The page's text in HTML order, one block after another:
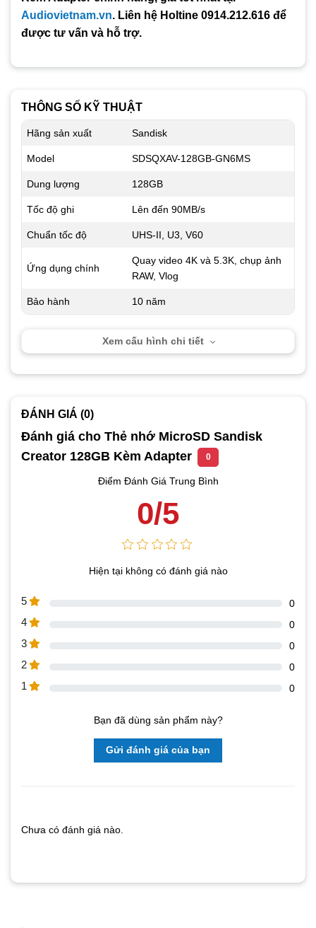
Audiovietnam.vn. Liên hệ Holtine 0914.212.616 để
được tư vấn và hỗ trợ.
THÔNG SỐ KỸ THUẬT
Hãng sản xuất Sandisk
Model SDSQXAV-128GB-GN6MS
Dung lượng 128GB
Tốc độ ghi Lên đến 90MB/s
Chuẩn tốc độ UHS-II, U3, V60
Ứng dụng chính
Quay video 4K và 5.3K, chụp ảnh
RAW, Vlog
Bảo hành 10 năm
Xem cấu hình chi tiết
ĐÁNH GIÁ (0)
Đánh giá cho Thẻ nhớ MicroSD Sandisk
Creator 128GB Kèm Adapter
0
Điểm Đánh Giá Trung Bình
0/5
Hiện tại không có đánh giá nào
5 0
4 0
3 0
2 0
1 0
Bạn đã dùng sản phẩm này?
Gửi đánh giá của bạn
Chưa có đánh giá nào.